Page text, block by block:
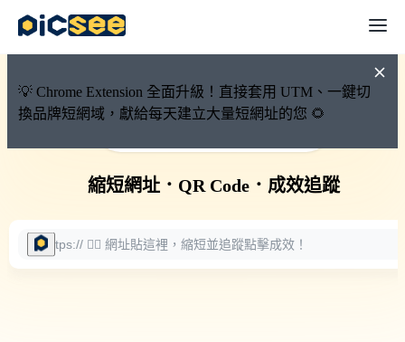
💡 Chrome Extension 全面升級！直接套用 UTM、一鍵切
換品牌短網域，獻給每天建立大量短網址的您 🌻
🚀 PicSee 短網址永久有效
縮短網址． QR Code． 成效追蹤